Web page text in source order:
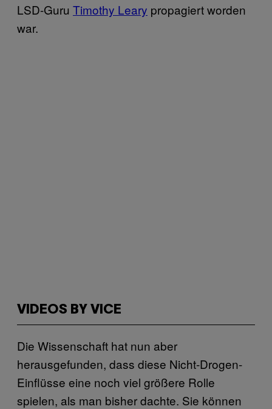
LSD-Guru Timothy Leary propagiert worden
war.
VIDEOS BY VICE
Die Wissenschaft hat nun aber
herausgefunden, dass diese Nicht-Drogen-
Einflüsse eine noch viel größere Rolle
spielen, als man bisher dachte. Sie können